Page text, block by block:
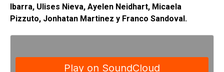
Ibarra, Ulises Nieva, Ayelen Neidhart, Micaela
Pizzuto, Jonhatan Martinez y Franco Sandoval.